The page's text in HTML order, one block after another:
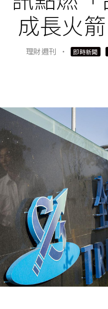
成長火
理財週刊 · 即時新聞